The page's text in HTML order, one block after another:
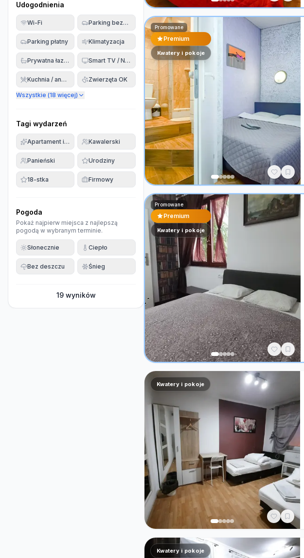
Udogodnienia
Wi-Fi Parking bezpłatny
Parking płatny Klimatyzacja
Prywatna łazienka Smart TV / Netflix
Kuchnia / aneks Zwierzęta OK
Wszystkie (18 więcej)
Tagi wydarzeń
Apartament imprezowyKawalerski
Panieński Urodziny
18-stka Firmowy
Pogoda
Pokaż najpierw miejsca z najlepszą
pogodą w wybranym terminie.
Słonecznie Ciepło
Bez deszczu Śnieg
19 wyników
Promowane
Premium
Kwatery i pokoje
Promowane
Premium
Kwatery i pokoje
Kwatery i pokoje
Kwatery i pokoje